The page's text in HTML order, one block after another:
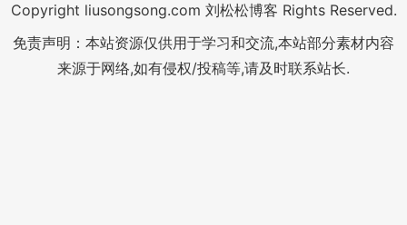
Copyright liusongsong.com 刘松松博客 Rights Reserved.
免责声明：本站资源仅供用于学习和交流,本站部分素材内容
来源于网络,如有侵权/投稿等,请及时联系站长.